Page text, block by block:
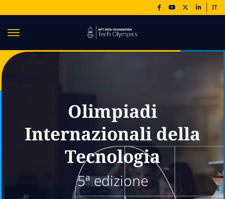
IT
Olimpiadi
Internazionali della
Tecnologia
5ª edizione